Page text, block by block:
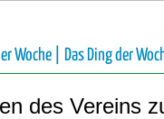
Woche | Das Ding der
des Vereins